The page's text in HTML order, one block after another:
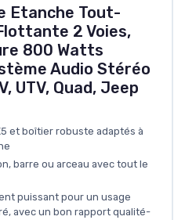
Etanche Tout-
2 Voies,
800 Watts
Audio Stéréo
UTV, Quad, Jeep
et boîtier robuste adaptés à
barre ou arceau avec tout le
puissant pour un usage
avec un bon rapport qualité-